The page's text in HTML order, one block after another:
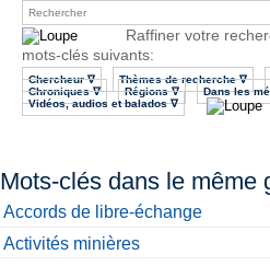
Raffiner votre
mots-clés suivants:
Chercheur ∇ Thèmes de recherche ∇
Chroniques ∇
Régions ∇
Dans les
Vidéos, audios et balados ∇
Mots-clés dans le même
Accords de libre-échange
Activités minières